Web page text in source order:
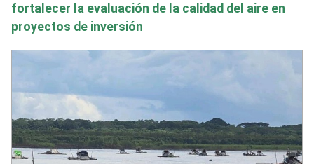
fortalecer la evaluación de la calidad del aire en
proyectos de inversión